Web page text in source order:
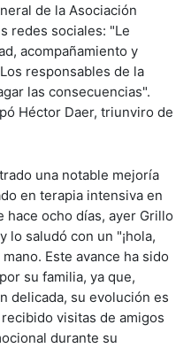
de la Asociación
redes sociales: "Le
acompañamiento y
responsables de la
las consecuencias".
Héctor Daer, triunviro de
una notable mejoría
en terapia intensiva en
hace ocho días, ayer Grillo
lo saludó con un "¡hola,
Este avance ha sido
su familia, ya que,
delicada, su evolución es
visitas de amigos
durante su